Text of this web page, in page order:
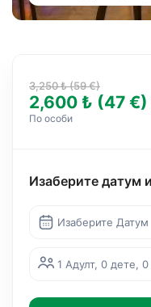
3,250 ₺ (59 €)
2,600 ₺ (47 €)
По особи
Изаберите датум
Изаберите Датум
1 Адулт, 0 дете,